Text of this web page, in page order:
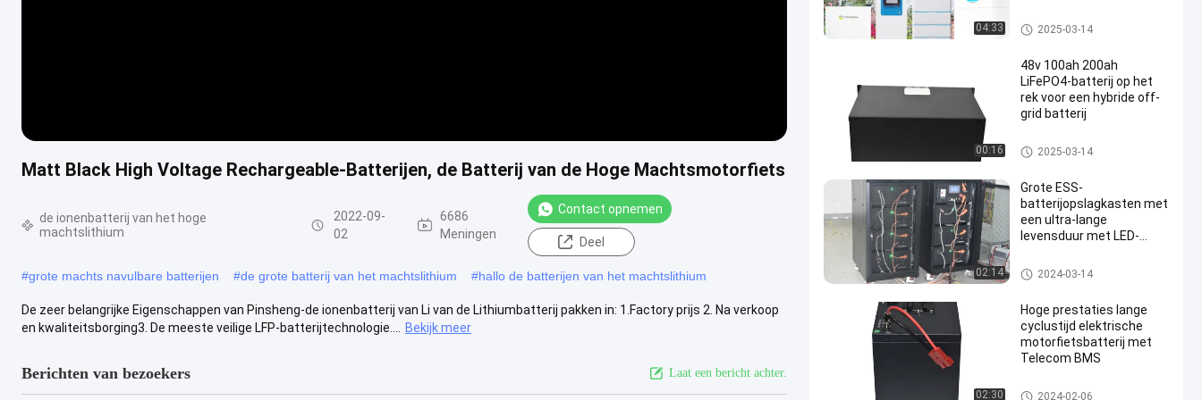
Matt Black High Voltage Rechargeable-Batterijen, de Batterij van de Hoge Machtsmotorfiets
de ionenbatterij van het hoge
machtslithium
2022-09-
02
6686
Meningen
Contact opnemen
Deel
#grote machts navulbare batterijen #de grote batterij van het machtslithium #hallo de batterijen van het machtslithium
De zeer belangrijke Eigenschappen van Pinsheng-de ionenbatterij van Li van de Lithiumbatterij pakken in: 1.Factory prijs 2. Na verkoop
en kwaliteitsborging3. De meeste veilige LFP-batterijtechnologie....
Bekijk meer
Berichten van bezoekers Laat een bericht achter.
04:33
batterij
Zonne-energie systeem
2025-03-14
00:16
48v 100ah 200ah
LiFePO4-batterij op het
rek voor een hybride off-
grid batterij
Het Lithiumbatterij van de ener
gieopslag
2025-03-14
02:14
Grote ESS-
batterijopslagkasten met
een ultra-lange
levensduur met LED-
de ionenbatterij van het hoge
machtslithium
2024-03-14
02:30
Hoge prestaties lange
cyclustijd elektrische
motorfietsbatterij met
Telecom BMS
De Ionenbatterij van het voertu
2024-02-06